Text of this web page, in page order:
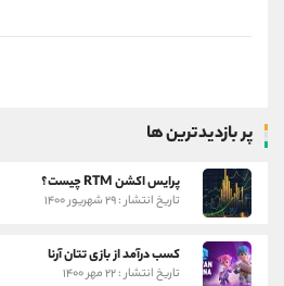
پر بازدیدترین ها
پرایس اکشن RTM چیست؟
تاریخ انتشار : ۲۹ شهریور ۱۴۰۰
کسب درآمد از بازی تتان آرنا
تاریخ انتشار : ۲۲ مهر ۱۴۰۰